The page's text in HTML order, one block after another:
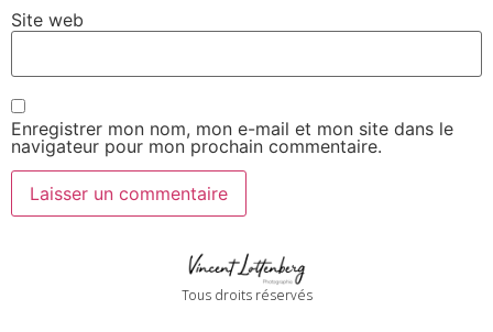
Site web
Enregistrer mon nom, mon e-mail et mon site dans le
navigateur pour mon prochain commentaire.
Tous droits réservés